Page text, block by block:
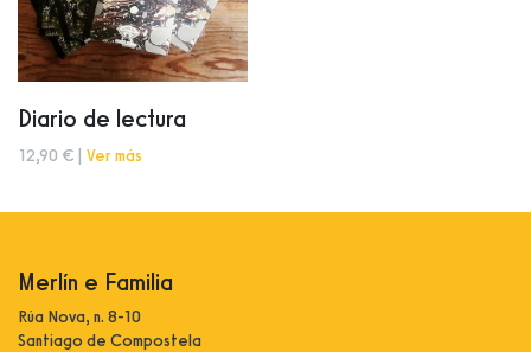
Diario de lectura
12,90 € | Ver más
Merlín e Familia
Rúa Nova, n. 8-10
Santiago de Compostela